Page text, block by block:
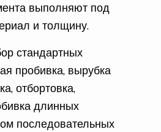
выполняют под
и толщину.
стандартных
пробивка, вырубка
отбортовка,
длинных
последовательных